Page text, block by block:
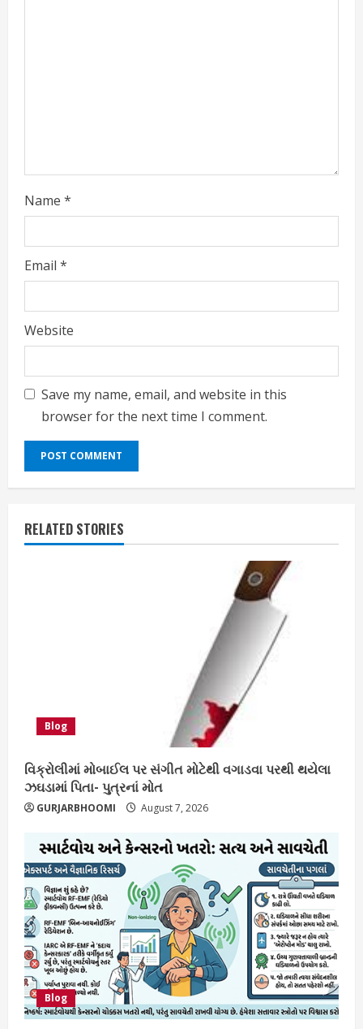
g
Name *
Email *
Website
Save my name, email, and website in this
browser for the next time I comment.
RELATED STORIES
Blog
વિક્રોલીમાં મોબાઈલ પર સંગીત મોટેથી વગાડવા પરથી થયેલા
ઝઘડામાં પિતા- પુત્રનાં મોત
GURJARBHOOMI August 7, 2026
Blog